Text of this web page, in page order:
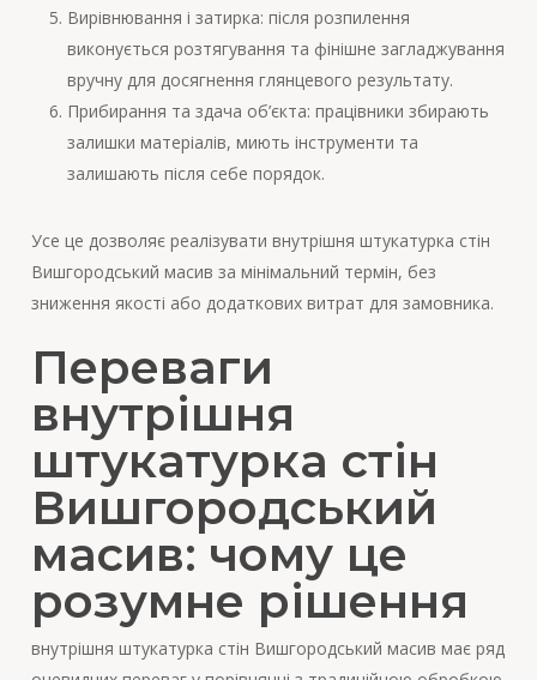
Вирівнювання і затирка: після розпилення
виконується розтягування та фінішне загладжування
вручну для досягнення глянцевого результату.
Прибирання та здача об’єкта: працівники збирають
залишки матеріалів, миють інструменти та
залишають після себе порядок.
Усе це дозволяє реалізувати внутрішня штукатурка стін
Вишгородський масив за мінімальний термін, без
зниження якості або додаткових витрат для замовника.
Переваги
внутрішня
штукатурка стін
Вишгородський
масив: чому це
розумне рішення
внутрішня штукатурка стін Вишгородський масив має ряд